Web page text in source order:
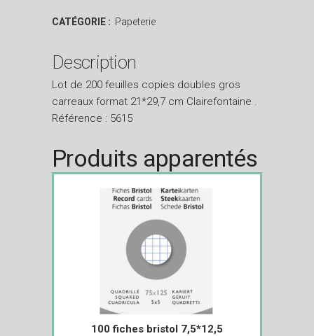
CATÉGORIE : Papeterie
Description
Lot de 200 feuilles copies doubles gros
carreaux format 21*29,7 cm Clairefontaine .
Référence : 5615
Produits apparentés
100 fiches bristol 7,5*12,5